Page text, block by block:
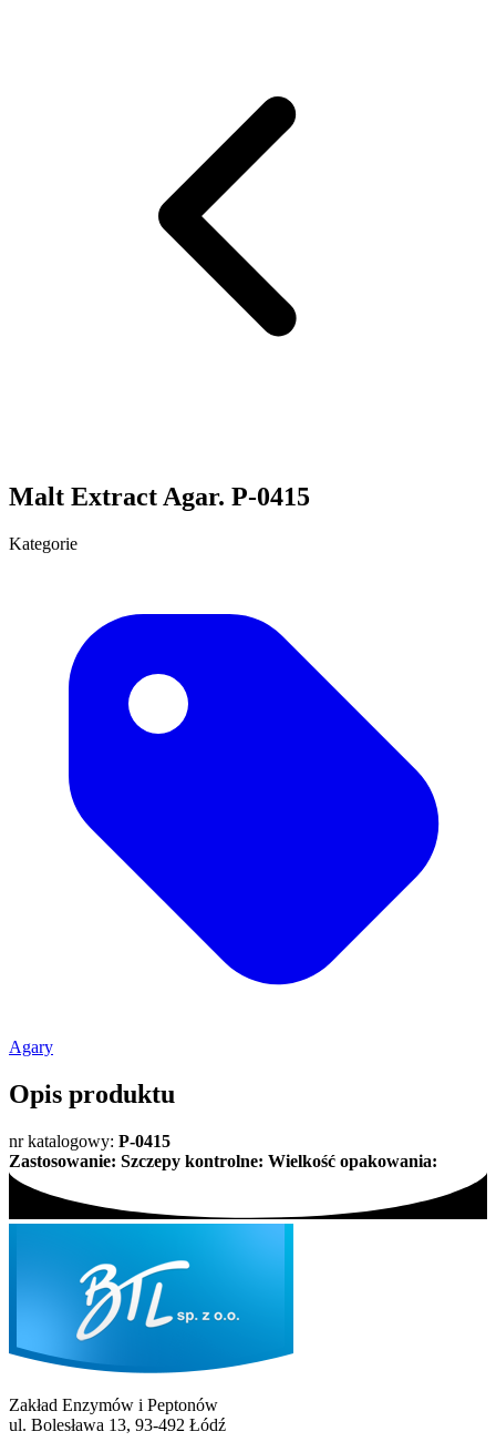
Malt Extract Agar. P-0415
Kategorie
Agary
Opis produktu
nr katalogowy: P-0415
Zastosowanie: Szczepy kontrolne: Wielkość opakowania:
Zakład Enzymów i Peptonów
ul. Bolesława 13, 93-492 Łódź